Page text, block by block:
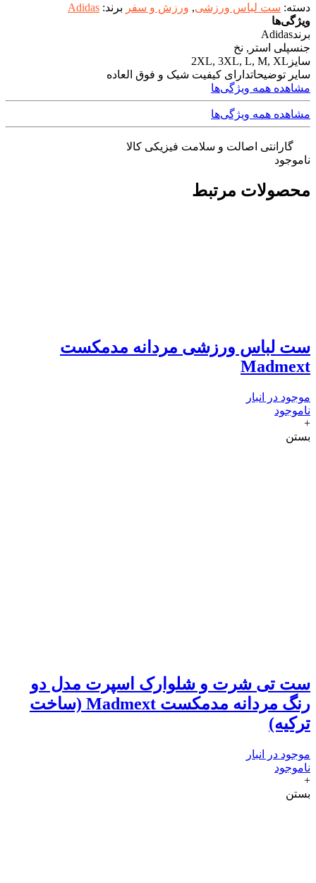
دسته: ست لباس ورزشی, ورزش و سفر برند: Adidas
ویژگی‌ها
برندAdidas
جنسپلی استر, نخ
سایز 2XL, 3XL, L, M, XL
سایر توضیحاتدارای کیفیت شیک و فوق العاده
مشاهده همه ویژگی‌ها
مشاهده همه ویژگی‌ها
گارانتی اصالت و سلامت فیزیکی کالا
ناموجود
محصولات مرتبط
ست لباس ورزشی مردانه مدمکست
Madmext
موجود در انبار
ناموجود
+
بستن
ست تی شرت و شلوارک اسپرت مدل دو
رنگ مردانه مدمکست Madmext (ساخت
ترکیه)
موجود در انبار
ناموجود
+
بستن